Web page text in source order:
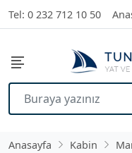
Tel: 0 232 712 10 50
Anasayfa Kabin